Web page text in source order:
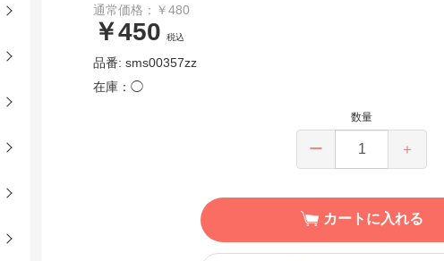
通常価格：￥480
￥450 税込
品番: sms00357zz
在庫：◯
数量
ー ＋
カートに入れる